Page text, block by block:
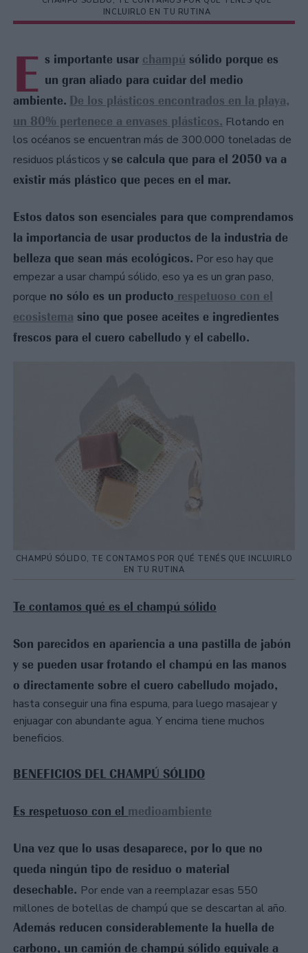
INCLUIRLO EN TU RUTINA
E s importante usar champú sólido porque es
un gran aliado para cuidar del medio
ambiente. De los plásticos encontrados en la playa,
un 80% pertenece a envases plásticos. Flotando en
los océanos se encuentran más de 300.000 toneladas de
residuos plásticos y se calcula que para el 2050 va a
existir más plástico que peces en el mar.
Estos datos son esenciales para que comprendamos
la importancia de usar productos de la industria de
belleza que sean más ecológicos. Por eso hay que
empezar a usar champú sólido, eso ya es un gran paso,
porque no sólo es un producto respetuoso con el
ecosistema sino que posee aceites e ingredientes
frescos para el cuero cabelludo y el cabello.
CHAMPÚ SÓLIDO, TE CONTAMOS POR QUÉ TENÉS QUE INCLUIRLO
EN TU RUTINA
Te contamos qué es el champú sólido
Son parecidos en apariencia a una pastilla de jabón
y se pueden usar frotando el champú en las manos
o directamente sobre el cuero cabelludo mojado,
hasta conseguir una fina espuma, para luego masajear y
enjuagar con abundante agua. Y encima tiene muchos
beneficios.
BENEFICIOS DEL CHAMPÚ SÓLIDO
Es respetuoso con el medioambiente
Una vez que lo usas desaparece, por lo que no
queda ningún tipo de residuo o material
desechable. Por ende van a reemplazar esas 550
millones de botellas de champú que se descartan al año.
Además reducen considerablemente la huella de
carbono, un camión de champú sólido equivale a